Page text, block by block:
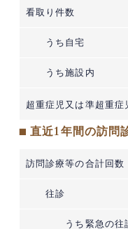
看取り件数
うち自宅
うち施設内
超重症児又は準超重症
■ 直近1年間の訪問
訪問診療等の合計回数
往診
うち緊急の往